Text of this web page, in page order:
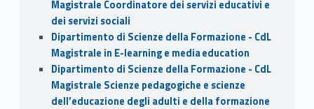
Magistrale Coordinatore dei servizi educativi e
dei servizi sociali
Dipartimento di Scienze della Formazione - CdL
Magistrale in E-learning e media education
Dipartimento di Scienze della Formazione - CdL
Magistrale Scienze pedagogiche e scienze
dell’educazione degli adulti e della formazione